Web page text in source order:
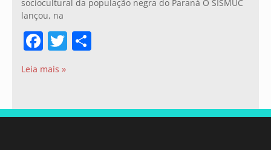
sociocultural da população negra do Paraná O SISMUC
lançou, na
Facebook
Twitter
Leia mais »